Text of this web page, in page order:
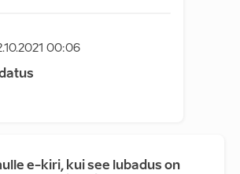
00:06
e-kiri, kui see lubadus on